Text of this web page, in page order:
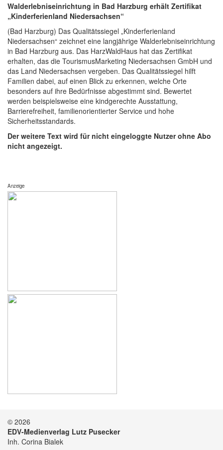
Walderlebniseinrichtung in Bad Harzburg erhält Zertifikat
„Kinderferienland Niedersachsen“
(Bad Harzburg) Das Qualitätssiegel „Kinderferienland
Niedersachsen“ zeichnet eine langjährige Walderlebniseinrichtung
in Bad Harzburg aus. Das HarzWaldHaus hat das Zertifikat
erhalten, das die TourismusMarketing Niedersachsen GmbH und
das Land Niedersachsen vergeben. Das Qualitätssiegel hilft
Familien dabei, auf einen Blick zu erkennen, welche Orte
besonders auf ihre Bedürfnisse abgestimmt sind. Bewertet
werden beispielsweise eine kindgerechte Ausstattung,
Barrierefreiheit, familienorientierter Service und hohe
Sicherheitsstandards.
Der weitere Text wird für nicht eingeloggte Nutzer ohne Abo
nicht angezeigt.
Anzeige
© 2026
EDV-Medienverlag Lutz Pusecker
Inh. Corina Bialek